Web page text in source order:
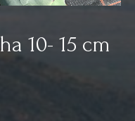
10- 15 cm